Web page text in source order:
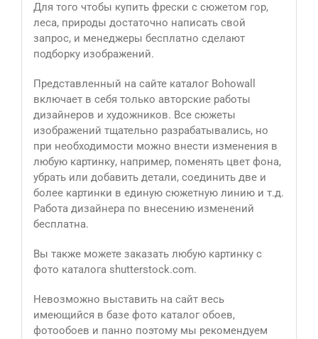
Для того чтобы купить фрески с сюжетом гор,
леса, природы достаточно написать свой
запрос, и менеджеры бесплатно сделают
подборку изображений.
Представленный на сайте каталог Bohowall
включает в себя только авторские работы
дизайнеров и художников. Все сюжеты
изображений тщательно разрабатывались, но
при необходимости можно внести изменения в
любую картинку, например, поменять цвет фона,
убрать или добавить детали, соединить две и
более картинки в единую сюжетную линию и т.д.
Работа дизайнера по внесению изменений
бесплатна.
Вы также можете заказать любую картинку с
фото каталога shutterstock.com.
Невозможно выставить на сайт весь
имеющийся в базе фото каталог обоев,
фотообоев и панно поэтому мы рекомендуем